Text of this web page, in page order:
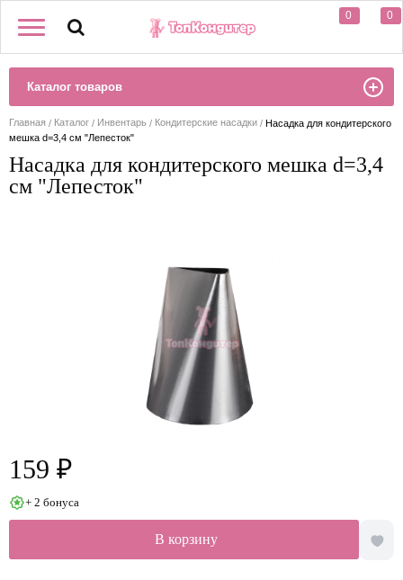
0 0
Каталог товаров
Главная Каталог Инвентарь Кондитерские насадки
Насадка для кондитерского
мешка d=3,4 см "Лепесток"
Насадка для кондитерского мешка d=3,4
см "Лепесток"
159 ₽
+ 2 бонуса
В корзину